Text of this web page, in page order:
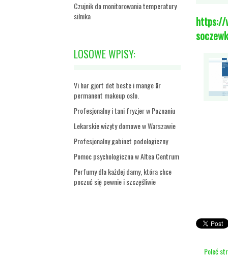
Czujnik do monitorowania temperatury
silnika
LOSOWE WPISY:
Vi har gjort det beste i mange år
permanent makeup oslo.
Profesjonalny i tani fryzjer w Poznaniu
Lekarskie wizyty domowe w Warszawie
Profesjonalny gabinet podologiczny
Pomoc psychologiczna w Altea Centrum
Perfumy dla każdej damy, która chce
poczuć się pewnie i szczęśliwie
https://
Poleć